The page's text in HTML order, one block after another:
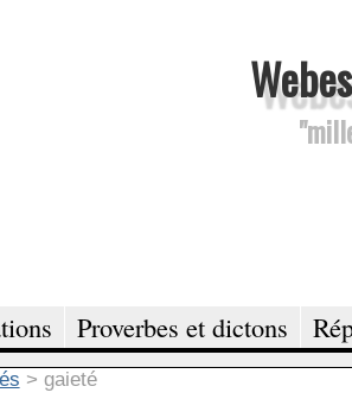
Proverbes et dictons
> gaieté